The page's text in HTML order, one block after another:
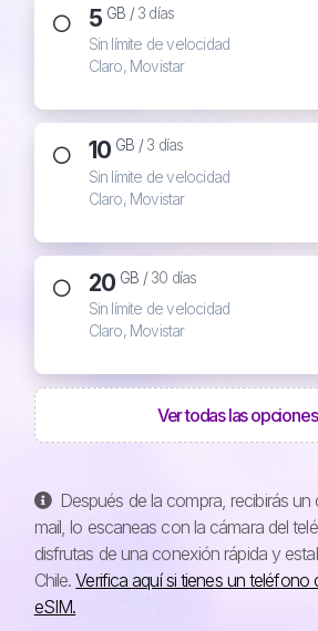
5 GB /3 días
Sin límite de velocidad
Claro, Movistar
10 GB /3 días
Sin límite de velocidad
Claro, Movistar
20 GB /30 días
Sin límite de velocidad
Claro, Movistar
Ver todas las opciones
Después de la compra, recibirás
mail, lo escaneas con la cámara del
disfrutas de una conexión rápida y
Chile.Verifica aquí si tienes un teléfono
eSIM.